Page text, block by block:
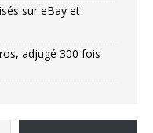
sur eBay et
adjugé 300 fois